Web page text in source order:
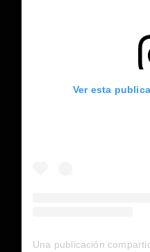
Ver esta